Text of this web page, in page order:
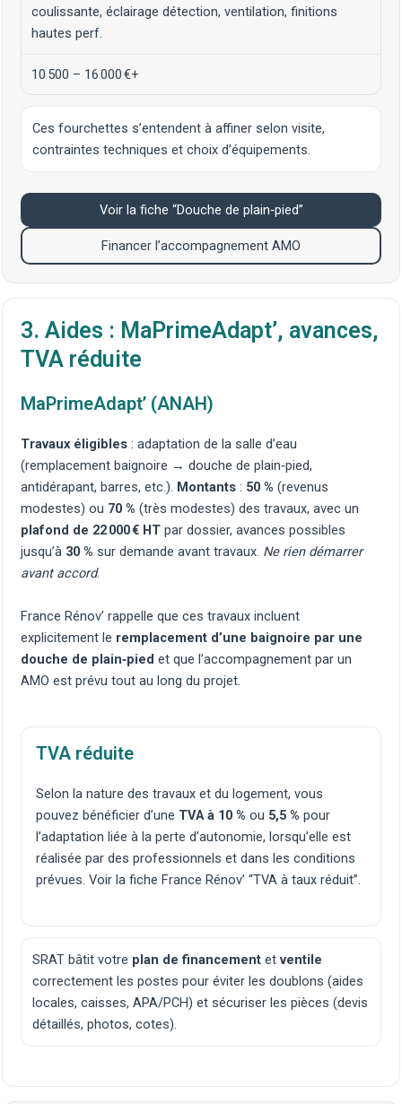
coulissante, éclairage détection, ventilation, finitions
hautes perf.
10 500 – 16 000 €+
Ces fourchettes s’entendent à affiner selon visite,
contraintes techniques et choix d’équipements.
Voir la fiche “Douche de plain‑pied”
Financer l’accompagnement AMO
3. Aides : MaPrimeAdapt’, avances,
TVA réduite
MaPrimeAdapt’ (ANAH)
Travaux éligibles : adaptation de la salle d’eau
(remplacement baignoire → douche de plain‑pied,
antidérapant, barres, etc.). Montants : 50 % (revenus
modestes) ou 70 % (très modestes) des travaux, avec un
plafond de 22 000 € HT par dossier, avances possibles
jusqu’à 30 % sur demande avant travaux. Ne rien démarrer
avant accord.
France Rénov’ rappelle que ces travaux incluent
explicitement le remplacement d’une baignoire par une
douche de plain‑pied et que l’accompagnement par un
AMO est prévu tout au long du projet.
TVA réduite
Selon la nature des travaux et du logement, vous
pouvez bénéficier d’une TVA à 10 % ou 5,5 % pour
l’adaptation liée à la perte d’autonomie, lorsqu’elle est
réalisée par des professionnels et dans les conditions
prévues. Voir la fiche France Rénov’ “TVA à taux réduit”.
SRAT bâtit votre plan de financement etventile
correctement les postes pour éviter les doublons (aides
locales, caisses, APA/PCH) et sécuriser les pièces (devis
détaillés, photos, cotes).